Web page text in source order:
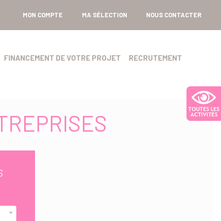
MON COMPTE MA SÉLECTION NOUS CONTACTER
FINANCEMENT DE VOTRE PROJET RECRUTEMENT